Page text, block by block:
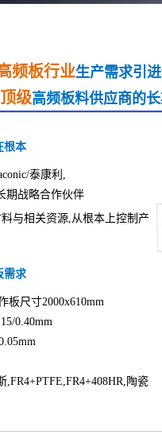
频板行业生产需求引
级高频板料供应商的
根本
泰康利,
期战略合作伙伴
与相关资源,从根本上控制产
需求
板尺寸2000x610mm
0.40mm
,FR4+PTFE,FR4+408HR,陶瓷